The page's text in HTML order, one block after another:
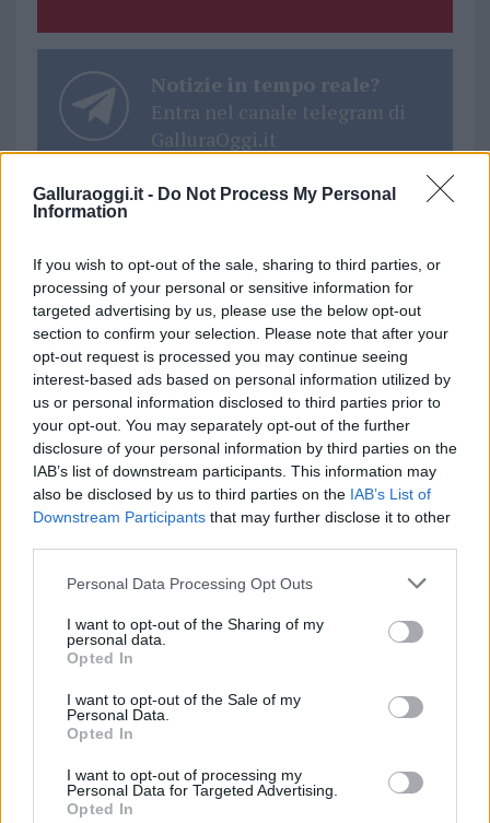
Galluraoggi.it - Do Not Process My Personal
Information
If you wish to opt-out of the sale, sharing to third parties, or
processing of your personal or sensitive information for
targeted advertising by us, please use the below opt-out
section to confirm your selection. Please note that after your
opt-out request is processed you may continue seeing
interest-based ads based on personal information utilized by
us or personal information disclosed to third parties prior to
your opt-out. You may separately opt-out of the further
disclosure of your personal information by third parties on the
IAB’s list of downstream participants. This information may
also be disclosed by us to third parties on the IAB’s List of
Downstream Participants that may further disclose it to other
Please note that this website/app uses one or more Google
not limited to your visit or usage behaviour. You may click to
grant or deny consent to Google and its third-party tags to
use your data for below specified purposes in below Google
consent section.
Personal Data Processing Opt Outs
I want to opt-out of the Sharing of my
personal data.
Opted In
I want to opt-out of the Sale of my
Personal Data.
Opted In
I want to opt-out of processing my
Personal Data for Targeted Advertising.
Opted In
Notizie in tempo reale?
Entra nel canale telegram di
GalluraOggi.it
Ricevi le nostre ultime news
daGoogle News
Condividi l'articolo
F
a
ce
b
o
o
k
T
w
it
te
r
Pi
n
te
re
st
W
h
at
s
A
p
S
h
a
re
Articolo precedente
NOTIZIE RECENTI
Stop ai cantieri privati a Olbia, nuove regole
anche a San Pantaleo
Rapina a Porto Rotondo, due uomini fermati dai